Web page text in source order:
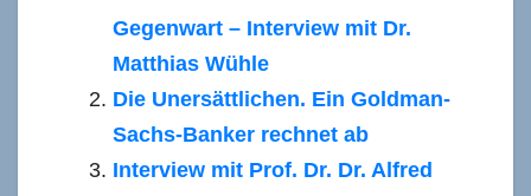
Gegenwart – Interview mit Dr.
Matthias Wühle
Die Unersättlichen. Ein Goldman-
Sachs-Banker rechnet ab
Interview mit Prof. Dr. Dr. Alfred